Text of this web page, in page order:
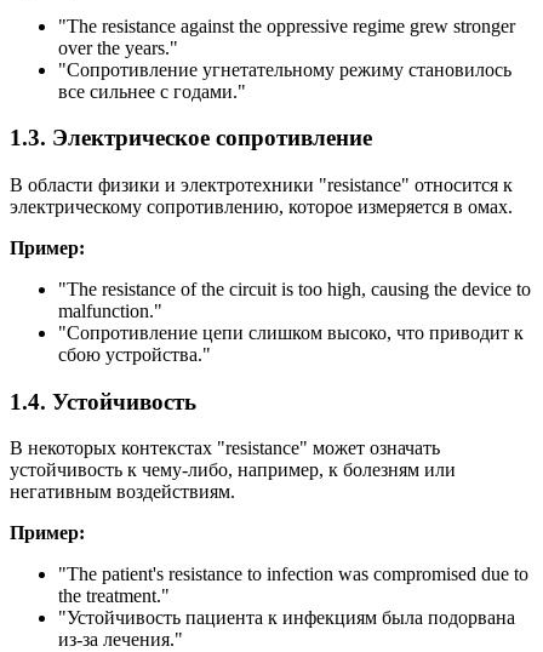
"The resistance against the oppressive regime grew stronger
over the years."
"Сопротивление угнетательному режиму становилось
все сильнее с годами."
1.3. Электрическое сопротивление
В области физики и электротехники "resistance" относится к
электрическому сопротивлению, которое измеряется в омах.
Пример:
"The resistance of the circuit is too high, causing the device to
malfunction."
"Сопротивление цепи слишком высоко, что приводит к
сбою устройства."
1.4. Устойчивость
В некоторых контекстах "resistance" может означать
устойчивость к чему-либо, например, к болезням или
негативным воздействиям.
Пример:
"The patient's resistance to infection was compromised due to
the treatment."
"Устойчивость пациента к инфекциям была подорвана
из-за лечения."